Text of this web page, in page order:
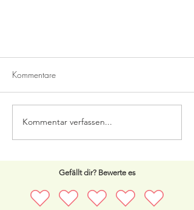
Karibisches Hähnchen vom Grill
Kommentare
Kommentar verfassen...
Gefällt dir? Bewerte es